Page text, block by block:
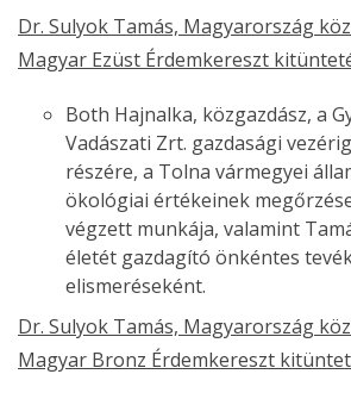
Dr. Sulyok Tamás, Magyarország
Magyar Ezüst Érdemkereszt
Both Hajnalka, közgazdász, a
Vadászati Zrt. gazdasági
részére, a Tolna vármegyei
ökológiai értékeinek
végzett munkája, valamint
életét gazdagító önkéntes
elismeréseként.
Dr. Sulyok Tamás, Magyarország
Magyar Bronz Érdemkereszt